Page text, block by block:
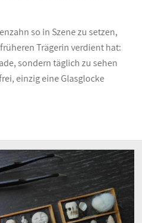
so in Szene zu setzen,
Trägerin verdient hat:
sondern täglich zu sehen
einzig eine Glasglocke